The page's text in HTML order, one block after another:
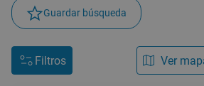
Guardar búsqueda
Filtros Ver